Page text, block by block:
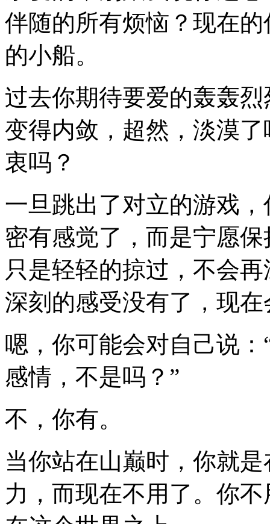
伴随的所有烦恼？现在
的小船。
过去你期待要爱的轰轰
变得内敛，超然，淡漠
衷吗？
一旦跳出了对立的游戏
密有感觉了，而是宁愿保
只是轻轻的掠过，不会
深刻的感受没有了，现在
嗯，你可能会对自己说
感情，不是吗？”
不，你有。
当你站在山巅时，你就
力，而现在不用了。你